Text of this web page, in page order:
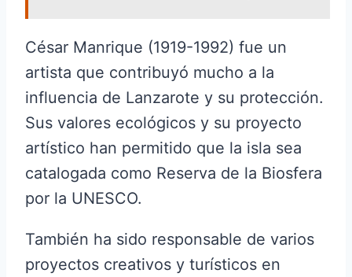
César Manrique (1919-1992) fue un
artista que contribuyó mucho a la
influencia de Lanzarote y su protección.
Sus valores ecológicos y su proyecto
artístico han permitido que la isla sea
catalogada como Reserva de la Biosfera
por la UNESCO.
También ha sido responsable de varios
proyectos creativos y turísticos en